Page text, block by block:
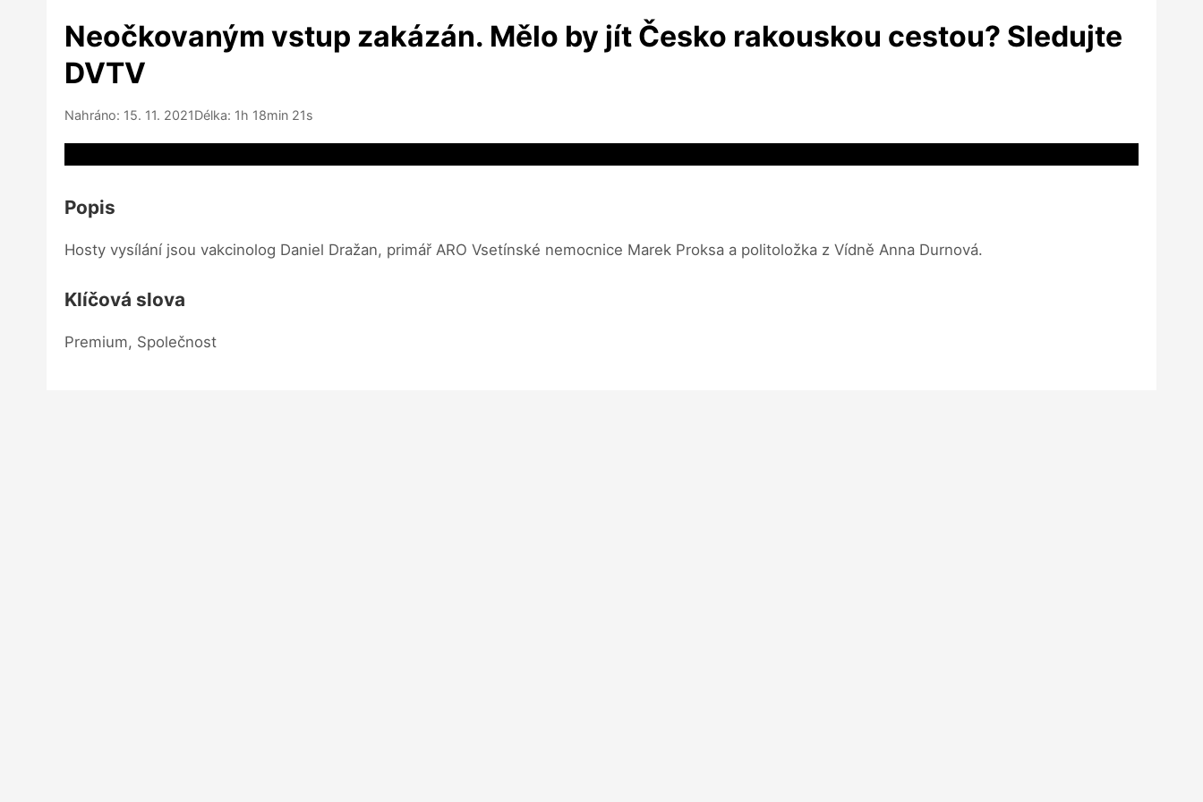
Neočkovaným vstup zakázán. Mělo by jít Česko rakouskou cestou? Sledujte
DVTV
Nahráno: 15. 11. 2021Délka: 1h 18min 21s
Popis
Hosty vysílání jsou vakcinolog Daniel Dražan, primář ARO Vsetínské nemocnice Marek Proksa a politoložka z Vídně Anna Durnová.
Klíčová slova
Premium, Společnost